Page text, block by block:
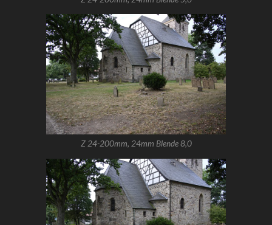
Z 24-200mm, 24mm Blende 8,0